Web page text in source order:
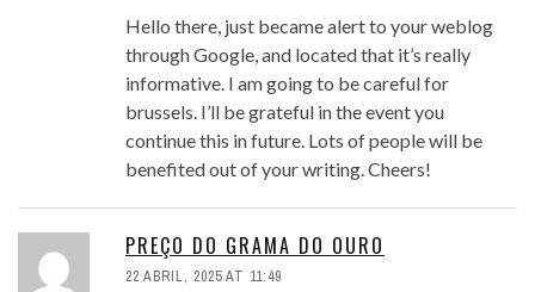
Hello there, just became alert to your weblog
through Google, and located that it’s really
informative. I am going to be careful for
brussels. I’ll be grateful in the event you
continue this in future. Lots of people will be
benefited out of your writing. Cheers!
PREÇO DO GRAMA DO OURO
22 ABRIL, 2025 AT 11:49